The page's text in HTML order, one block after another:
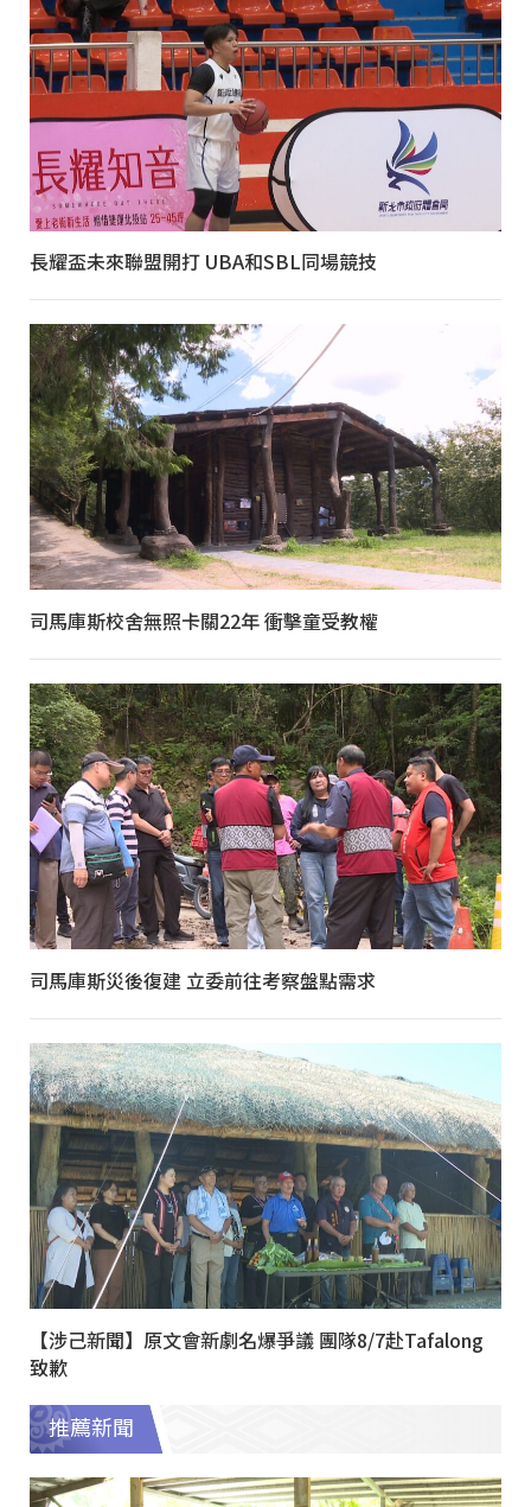
長耀盃未來聯盟開打 UBA和SBL同場競技
司馬庫斯校舍無照卡關22年 衝擊童受教權
司馬庫斯災後復建 立委前往考察盤點需求
【涉己新聞】原文會新劇名爆爭議 團隊8/7赴Tafalong
致歉
推薦新聞